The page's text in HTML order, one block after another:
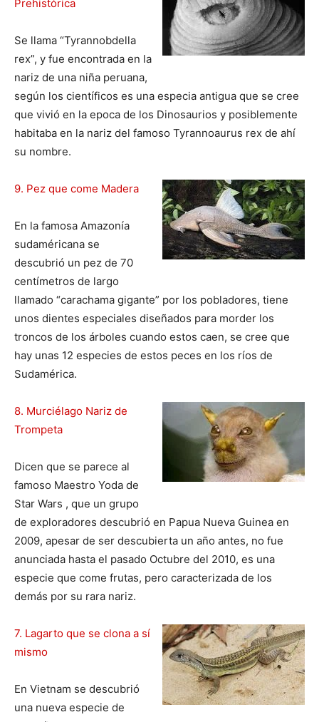
Prehistórica
Se llama “Tyrannobdella
rex”, y fue encontrada en la
nariz de una niña peruana,
según los científicos es una especia antigua que se cree
que vivió en la epoca de los Dinosaurios y posiblemente
habitaba en la nariz del famoso Tyrannoaurus rex de ahí
su nombre.
9. Pez que come Madera
En la famosa Amazonía
sudaméricana se
descubrió un pez de 70
centímetros de largo
llamado “carachama gigante” por los pobladores, tiene
unos dientes especiales diseñados para morder los
troncos de los árboles cuando estos caen, se cree que
hay unas 12 especies de estos peces en los ríos de
Sudamérica.
8. Murciélago Nariz de
Trompeta
Dicen que se parece al
famoso Maestro Yoda de
Star Wars , que un grupo
de exploradores descubrió en Papua Nueva Guinea en
2009, apesar de ser descubierta un año antes, no fue
anunciada hasta el pasado Octubre del 2010, es una
especie que come frutas, pero caracterizada de los
demás por su rara nariz.
7. Lagarto que se clona a sí
mismo
En Vietnam se descubrió
una nueva especie de